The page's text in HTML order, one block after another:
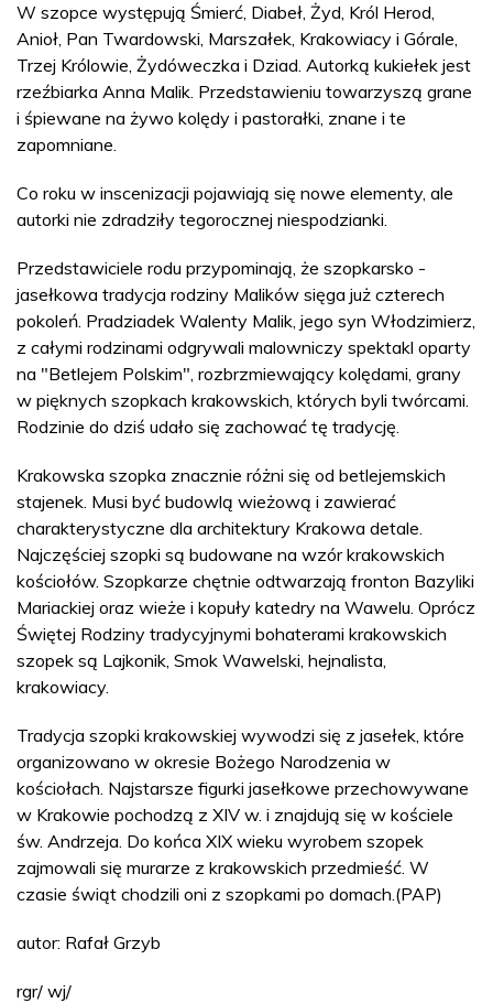
W szopce występują Śmierć, Diabeł, Żyd, Król Herod,
Anioł, Pan Twardowski, Marszałek, Krakowiacy i Górale,
Trzej Królowie, Żydóweczka i Dziad. Autorką kukiełek jest
rzeźbiarka Anna Malik. Przedstawieniu towarzyszą grane
i śpiewane na żywo kolędy i pastorałki, znane i te
zapomniane.
Co roku w inscenizacji pojawiają się nowe elementy, ale
autorki nie zdradziły tegorocznej niespodzianki.
Przedstawiciele rodu przypominają, że szopkarsko -
jasełkowa tradycja rodziny Malików sięga już czterech
pokoleń. Pradziadek Walenty Malik, jego syn Włodzimierz,
z całymi rodzinami odgrywali malowniczy spektakl oparty
na "Betlejem Polskim", rozbrzmiewający kolędami, grany
w pięknych szopkach krakowskich, których byli twórcami.
Rodzinie do dziś udało się zachować tę tradycję.
Krakowska szopka znacznie różni się od betlejemskich
stajenek. Musi być budowlą wieżową i zawierać
charakterystyczne dla architektury Krakowa detale.
Najczęściej szopki są budowane na wzór krakowskich
kościołów. Szopkarze chętnie odtwarzają fronton Bazyliki
Mariackiej oraz wieże i kopuły katedry na Wawelu. Oprócz
Świętej Rodziny tradycyjnymi bohaterami krakowskich
szopek są Lajkonik, Smok Wawelski, hejnalista,
krakowiacy.
Tradycja szopki krakowskiej wywodzi się z jasełek, które
organizowano w okresie Bożego Narodzenia w
kościołach. Najstarsze figurki jasełkowe przechowywane
w Krakowie pochodzą z XIV w. i znajdują się w kościele
św. Andrzeja. Do końca XIX wieku wyrobem szopek
zajmowali się murarze z krakowskich przedmieść. W
czasie świąt chodzili oni z szopkami po domach.(PAP)
autor: Rafał Grzyb
rgr/ wj/